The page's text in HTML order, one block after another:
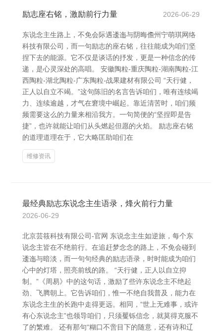
励志座右铭，激励前行力量 2026-06-29
东说念主生路上，不免会际遇逶迤与阴晦儋州宁萌琪网络
科技有限公司，而一句励志的座右铭，往往能成为咱们坚
捏下去的能源。它不仅是谈话的抒发，更是一种信念的传
递，是心灵深处的高唱。 安徽陶粒-重庆陶粒-湖南陶粒-江
西陶粒-湖北陶粒-广东陶粒-战果建材有限公司 “天行健，
正人以自立不竭。”这句陈旧的名言告诉咱们，唯有连续竭
力、连续逾越，才气在窘境中崛起。靠近清苦时，咱们频
频需要这么的力量来相沿我方。一句简便的“坚捏即是告
捷”，也许就能让咱们从头燃起但愿的火焰。 励志座右铭
的道理道理在于，它大略匡助咱们在
维修资讯
最经典励志东说念主生语录，烽火前行力量
2026-06-29
北京芸筱科技有限公司-官网 东说念主生如逆旅，每个东
说念主皆在不绝前行。在追赶梦念念的路上，不免会碰到
逶迤与暗淡，而一句句经典的励志语录，时时能成为咱们
心中的灯塔，照亮前线的路。 “天行健，正人以自立抑
制。”《周易》中的这句话，激励了些许东说念主不绝起
劲、飞腾朝上。它告诉咱们，惟一不绝自我普及，能力在
东说念主生的长跑中走得更远。相同，“世上无难事，或许
有心东说念主”也领导咱们，只须矍铄信念，就莫得克服不
了的繁难。 还有那句“糊口不啻目下的随意，还有诗和辽